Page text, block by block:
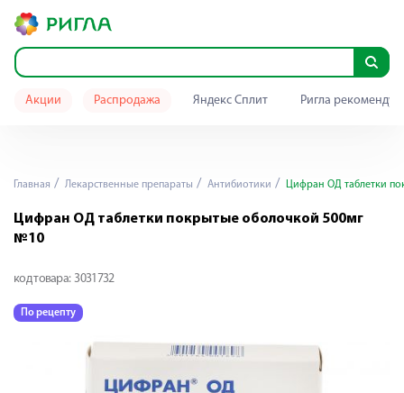
Акции Распродажа Яндекс Сплит Ригла
Главная Лекарственные препараты Антибиотики Цифран ОД таблетки
Цифран ОД таблетки покрытые оболочкой 500мг
№10
код товара: 3031732
По рецепту